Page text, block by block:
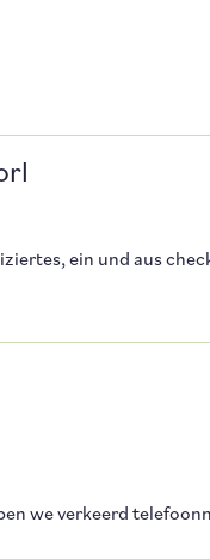
ein und aus
we verkeerd